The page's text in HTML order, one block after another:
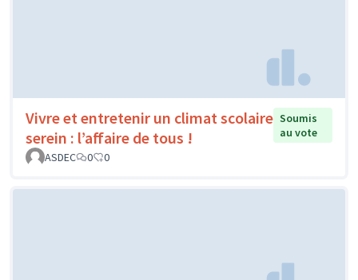
Vivre et entretenir un climat scolaire
serein : l’affaire de tous !
Soumis
au vote
ASDEC
0 0